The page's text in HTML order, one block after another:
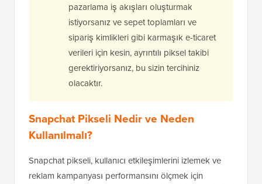
pazarlama iş akışları oluşturmak
istiyorsanız ve sepet toplamları ve
sipariş kimlikleri gibi karmaşık e-ticaret
verileri için kesin, ayrıntılı piksel takibi
gerektiriyorsanız, bu sizin tercihiniz
olacaktır.
Snapchat Pikseli Nedir ve Neden
Kullanılmalı?
Snapchat pikseli, kullanıcı etkileşimlerini izlemek ve
reklam kampanyası performansını ölçmek için